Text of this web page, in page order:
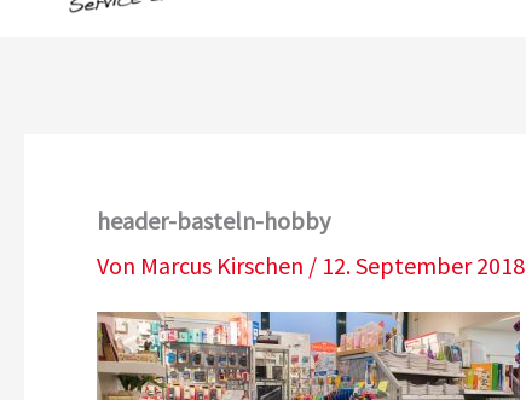
header-basteln-hobby
Von Marcus Kirschen / 12. September 2018